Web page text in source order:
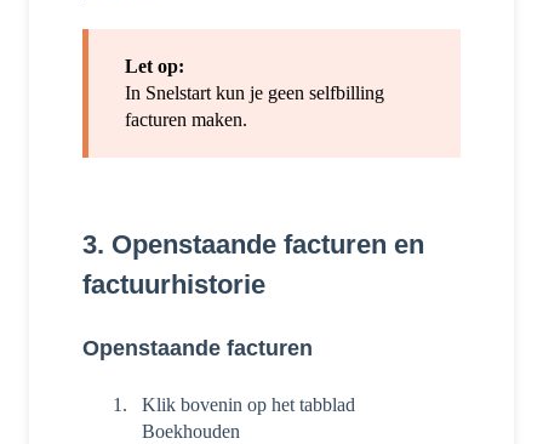
Let op:
In Snelstart kun je geen selfbilling
facturen maken.
3. Openstaande facturen en
factuurhistorie
Openstaande facturen
Klik bovenin op het tabblad
Boekhouden